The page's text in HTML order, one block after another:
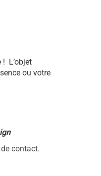
L’objet
ou votre
contact.